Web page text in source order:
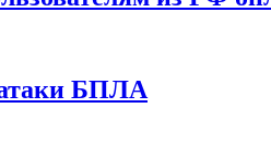
атаки БПЛА